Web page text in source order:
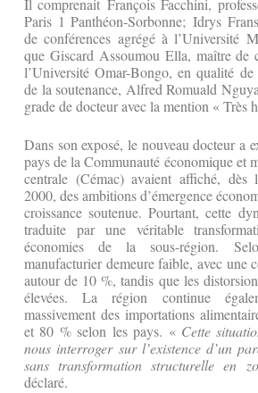
Il comprenait François Facchini,
Paris 1 Panthéon-Sorbonne; Idrys
de conférences agrégé à l’Université
que Giscard Assoumou Ella, maître de
l’Université Omar-Bongo, en qualité
de la soutenance, Alfred Romuald
grade de docteur avec la mention « Très
Dans son exposé, le nouveau docteur a
pays de la Communauté économique et
centrale (Cémac) avaient affiché, dès
2000, des ambitions d’émergence
croissance soutenue. Pourtant, cette
traduite par une véritable
économies de la sous-région.
manufacturier demeure faible, avec une
autour de 10 %, tandis que les
élevées. La région continue
massivement des importations
et 80 % selon les pays. « Cette
nous interroger sur l’existence d’un
sans transformation structurelle en
déclaré.